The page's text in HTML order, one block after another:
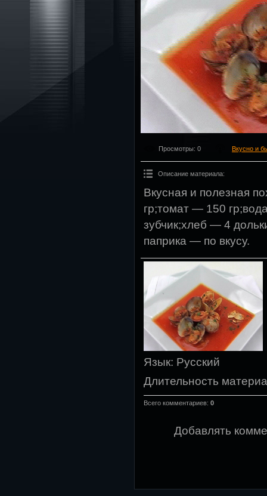
Просмотры: 0 Вкусно и
Описание материала:
Вкусная и полезная
гр;томат — 150
зубчик;хлеб — 4
паприка — по вкусу.
Язык: Русский
Длительность
Всего комментариев: 0
Добавлять